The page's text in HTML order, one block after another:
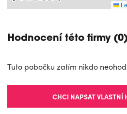
Hodnocení této firmy
Tuto pobočku zatím nikdo
CHCI NAPSAT VLASTNÍ